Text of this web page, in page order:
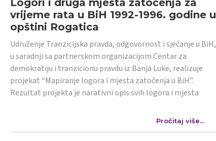
vrijeme rata u BiH 1992-1996. godine u
opštini Rogatica
Udruženje Tranzicijska pravda, odgovornost i sjećanje u BiH,
u saradnji sa partnerskom organizacijom Centar za
demokratiju i tranzicionu pravdu iz Banja Luke, realizuje
projekat “Mapiranje logora i mjesta zatočenja u BiH”.
Rezultat projekta je narativni opis svih logora i mjesta
Pročitaj više...